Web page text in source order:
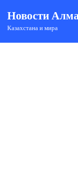
Новости
Казахстана и мира